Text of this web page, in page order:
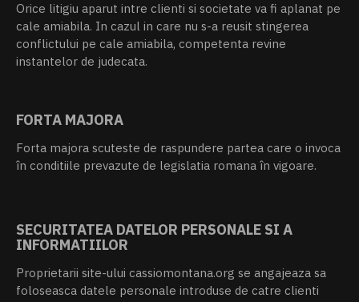
Orice litigiu aparut intre clienti si societate va fi aplanat pe
cale amiabila. In cazul in care nu s-a reusit stingerea
conflictului pe cale amiabila, competenta revine
instantelor de judecata.
FORTA MAJORA
Forta majora scuteste de raspundere partea care o invoca
în conditiile prevazute de legislatia romana în vigoare.
SECURITATEA DATELOR PERSONALE SI A
INFORMATIILOR
Proprietarii site-ului cassiomontana.org se angajeaza sa
foloseasca datele personale introduse de catre clienti